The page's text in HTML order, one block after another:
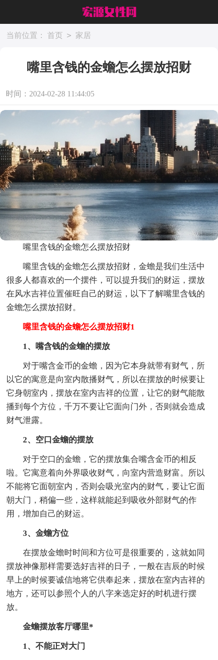
当前位置： 首页 > 家居
嘴里含钱的金蟾怎么摆放招财
时间：2024-02-28 11:44:05
嘴里含钱的金蟾怎么摆放招财
嘴里含钱的金蟾怎么摆放招财，金蟾是我们生活中
很多人都喜欢的一个摆件，可以提升我们的财运，摆放
在风水吉祥位置催旺自己的财运，以下了解嘴里含钱的
金蟾怎么摆放招财。
嘴里含钱的金蟾怎么摆放招财1
1、嘴含钱的金蟾的摆放
对于嘴含金币的金蟾，因为它本身就带有财气，所
以它的寓意是向室内散播财气，所以在摆放的时候要让
它身朝室内，摆放在室内吉祥的位置，让它的财气能散
播到每个方位，千万不要让它面向门外，否则就会造成
财气泄露。
2、空口金蟾的摆放
对于空口的金蟾，它的摆放集合嘴含金币的相反
啦。它寓意着向外界吸收财气，向室内营造财富。所以
不能将它面朝室内，否则会吸光室内的财气，要让它面
朝大门，稍偏一些，这样就能起到吸收外部财气的作
用，增加自己的财运。
3、金蟾方位
在摆放金蟾时时间和方位可是很重要的，这就如同
摆放神像那样需要选好吉祥的日子，一般在吉辰的时候
早上的时候要诚信地将它供奉起来，摆放在室内吉祥的
地方，还可以参照个人的八字来选定好的时机进行摆
放。
金蟾摆放客厅哪里*
1、不能正对大门